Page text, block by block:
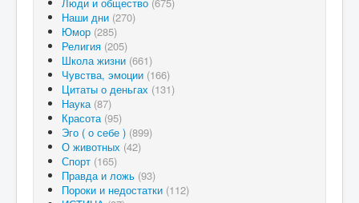
Наши дни (270)
Юмор (285)
Религия (205)
Школа жизни (661)
Чувства, эмоции (166)
Цитаты о деньгах (131)
Наука (87)
Красота (95)
Эго ( о себе ) (899)
О животных (42)
Спорт (165)
Правда и ложь (93)
Пороки и недостатки (112)